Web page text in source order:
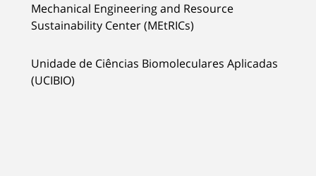
Mechanical Engineering and Resource
Sustainability Center (MEtRICs)
Unidade de Ciências Biomoleculares Aplicadas
(UCIBIO)